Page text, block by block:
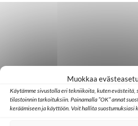
Muokkaa
Käytämme sivustolla eri tekniikoita, kuten evästeitä,
tilastoinnin tarkoituksiin. Painamalla ”OK” annat
keräämiseen ja käyttöön. Voit hallita suostumuksiasi